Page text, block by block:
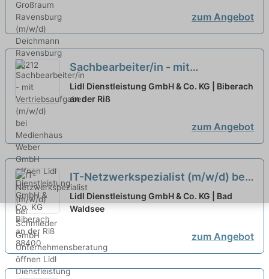
zum Angebot
Sachbearbeiter/in - mit
Vertriebsaufgaben (m/w/d) bei
Medienhaus Weber GmbH öffnen
Lidl Dienstleistung GmbH & Co. KG | Biberach
an der Riß
zum Angebot
IT-Netzwerkspezialist (m/w/d) bei
Schmieder GmbH
Unternehmensberatung öffnen
Lidl Dienstleistung GmbH & Co. KG | Bad
Waldsee
zum Angebot